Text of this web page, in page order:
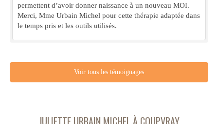
permettent d’avoir donner naissance à un nouveau MOI.
Merci, Mme Urbain Michel pour cette thérapie adaptée dans
le temps pris et les outils utilisés.
Voir tous les témoignages
JULIETTE URBAIN MICHEL À COUPVRAY